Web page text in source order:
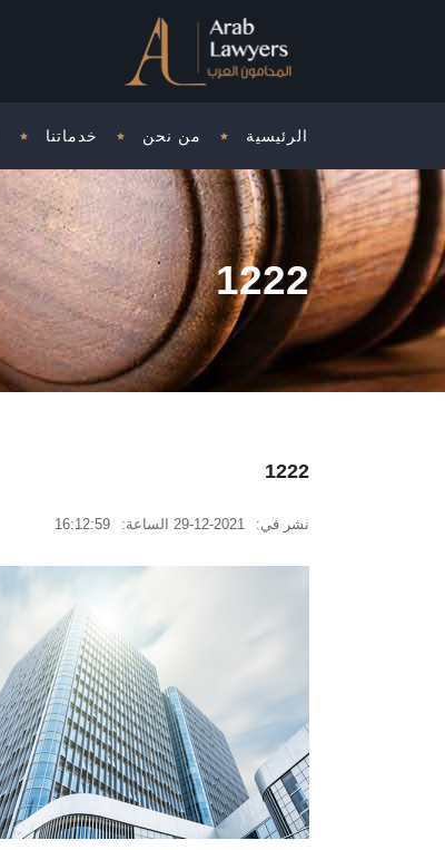
الرئيسية من نحن خدماتنا
1222
1222
نشر في: 2021-12-29 الساعة: 16:12:59